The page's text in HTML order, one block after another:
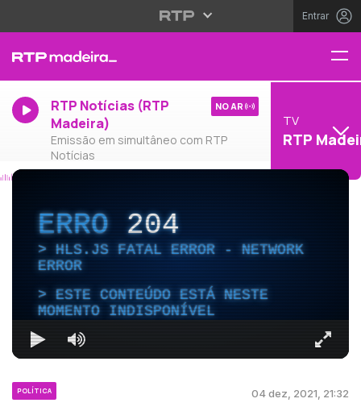
Entrar
RTP Notícias (RTP
Madeira)
Emissão em simultâneo com RTP
Notícias
NO AR
TV
RTP
ERRO204
HLS.JS FATAL ERROR - NETWORK
ERROR
ESTE CONTEÚDO ESTÁ NESTE
MOMENTO INDISPONÍVEL
POLÍTICA 04 dez, 2021, 21:32